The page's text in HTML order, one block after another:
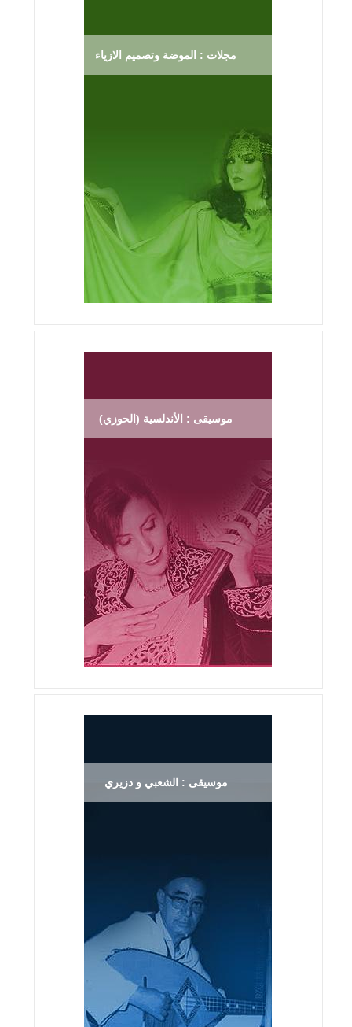
مجلات : الموضة وتصميم الازياء
موسيقى : الأندلسية (الحوزي)
موسيقى : الشعبي و دزيري